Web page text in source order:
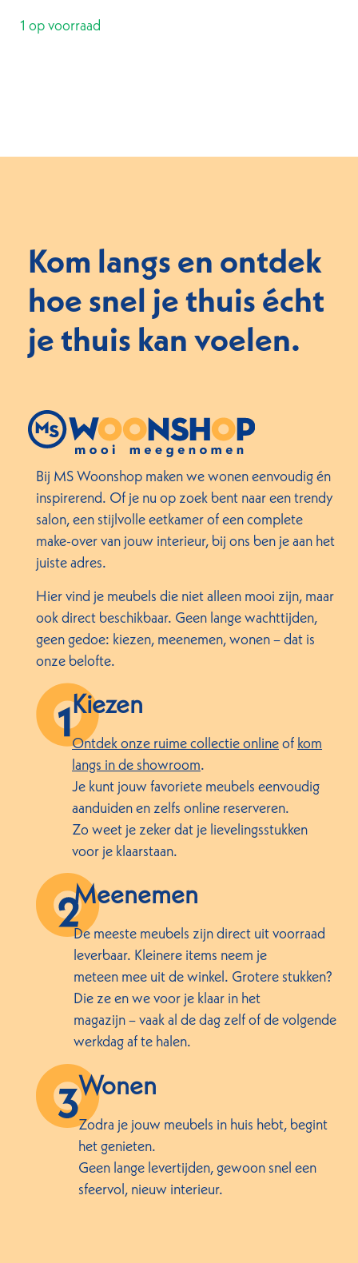
1 op voorraad
Kom langs en ontdek
hoe snel je thuis écht
je thuis kan voelen.
Bij MS Woonshop maken we wonen eenvoudig én
inspirerend. Of je nu op zoek bent naar een trendy
salon, een stijlvolle eetkamer of een complete
make-over van jouw interieur, bij ons ben je aan het
juiste adres.
Hier vind je meubels die niet alleen mooi zijn, maar
ook direct beschikbaar. Geen lange wachttijden,
geen gedoe: kiezen, meenemen, wonen – dat is
onze belofte.
Kiezen
Ontdek onze ruime collectie onlineof kom
langs in de showroom.
Je kunt jouw favoriete meubels eenvoudig
aanduiden en zelfs online reserveren.
Zo weet je zeker dat je lievelingsstukken
voor je klaarstaan.
Meenemen
De meeste meubels zijn direct uit voorraad
leverbaar. Kleinere items neem je
meteen mee uit de winkel. Grotere stukken?
Die ze en we voor je klaar in het
magazijn – vaak al de dag zelf of de volgende
werkdag af te halen.
Wonen
Zodra je jouw meubels in huis hebt, begint
het genieten.
Geen lange levertijden, gewoon snel een
sfeervol, nieuw interieur.